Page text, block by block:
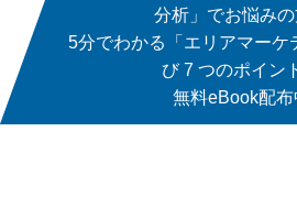
分析」でお悩み
5分でわかる「エリアマーケ
び 7 つのポイン
無料eBook配布